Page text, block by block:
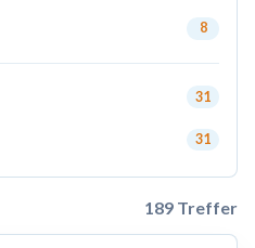
8
31
31
189 Treffer